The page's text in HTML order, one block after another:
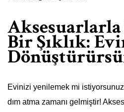
Aksesuarlarla
Bir Şıklık:
Evinizi yenilemek mi
dım atma zamanı gelmiştir!